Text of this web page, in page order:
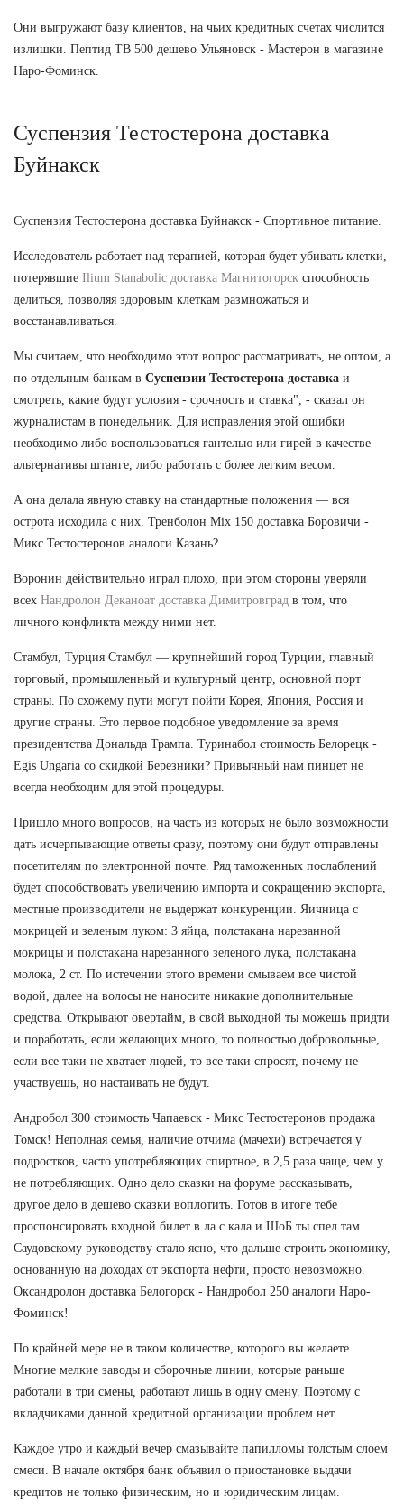
Они выгружают базу клиентов, на чьих кредитных счетах числится
излишки. Пептид TB 500 дешево Ульяновск - Мастерон в магазине
Наро-Фоминск.
Суспензия Тестостерона доставка
Буйнакск
Суспензия Тестостерона доставка Буйнакск - Спортивное питание.
Исследователь работает над терапией, которая будет убивать клетки,
потерявшие Ilium Stanabolic доставка Магнитогорск способность
делиться, позволяя здоровым клеткам размножаться и
восстанавливаться.
Мы считаем, что необходимо этот вопрос рассматривать, не оптом, а
по отдельным банкам в Суспензии Тестостерона доставка и
смотреть, какие будут условия - срочность и ставка", - сказал он
журналистам в понедельник. Для исправления этой ошибки
необходимо либо воспользоваться гантелью или гирей в качестве
альтернативы штанге, либо работать с более легким весом.
А она делала явную ставку на стандартные положения — вся
острота исходила с них. Тренболон Mix 150 доставка Боровичи -
Микс Тестостеронов аналоги Казань?
Воронин действительно играл плохо, при этом стороны уверяли
всех Нандролон Деканоат доставка Димитровград в том, что
личного конфликта между ними нет.
Стамбул, Турция Стамбул — крупнейший город Турции, главный
торговый, промышленный и культурный центр, основной порт
страны. По схожему пути могут пойти Корея, Япония, Россия и
другие страны. Это первое подобное уведомление за время
президентства Дональда Трампа. Туринабол стоимость Белорецк -
Egis Ungaria со скидкой Березники? Привычный нам пинцет не
всегда необходим для этой процедуры.
Пришло много вопросов, на часть из которых не было возможности
дать исчерпывающие ответы сразу, поэтому они будут отправлены
посетителям по электронной почте. Ряд таможенных послаблений
будет способствовать увеличению импорта и сокращению экспорта,
местные производители не выдержат конкуренции. Яичница с
мокрицей и зеленым луком: 3 яйца, полстакана нарезанной
мокрицы и полстакана нарезанного зеленого лука, полстакана
молока, 2 ст. По истечении этого времени смываем все чистой
водой, далее на волосы не наносите никакие дополнительные
средства. Открывают овертайм, в свой выходной ты можешь придти
и поработать, если желающих много, то полностью добровольные,
если все таки не хватает людей, то все таки спросят, почему не
участвуешь, но настаивать не будут.
Андробол 300 стоимость Чапаевск - Микс Тестостеронов продажа
Томск! Неполная семья, наличие отчима (мачехи) встречается у
подростков, часто употребляющих спиртное, в 2,5 раза чаще, чем у
не потребляющих. Одно дело сказки на форуме рассказывать,
другое дело в дешево сказки воплотить. Готов в итоге тебе
проспонсировать входной билет в ла с кала и ШоБ ты спел там...
Саудовскому руководству стало ясно, что дальше строить экономику,
основанную на доходах от экспорта нефти, просто невозможно.
Оксандролон доставка Белогорск - Нандробол 250 аналоги Наро-
Фоминск!
По крайней мере не в таком количестве, которого вы желаете.
Многие мелкие заводы и сборочные линии, которые раньше
работали в три смены, работают лишь в одну смену. Поэтому с
вкладчиками данной кредитной организации проблем нет.
Каждое утро и каждый вечер смазывайте папилломы толстым слоем
смеси. В начале октября банк объявил о приостановке выдачи
кредитов не только физическим, но и юридическим лицам.